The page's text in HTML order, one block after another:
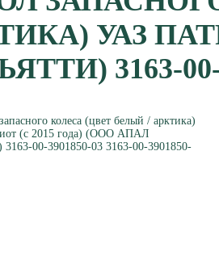
УАЗ
3163-00-